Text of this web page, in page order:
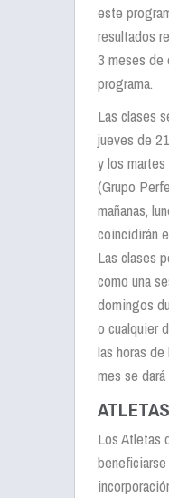
este
resultados
3 meses de
programa.
Las clases
jueves de
y los
(Grupo
mañanas,
coincidirán
Las clases
como una
domingos
o cualquier
las horas
mes se
Los Atletas